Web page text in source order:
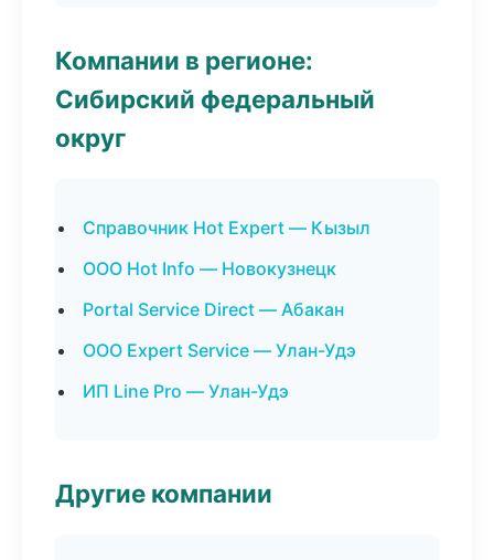
Компании в регионе:
Сибирский федеральный
округ
Справочник Hot Expert — Кызыл
ООО Hot Info — Новокузнецк
Portal Service Direct — Абакан
ООО Expert Service — Улан-Удэ
ИП Line Pro — Улан-Удэ
Другие компании